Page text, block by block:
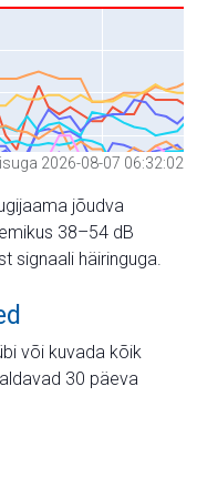
2026-08-07 06:32:02
jõudva
38–54 dB
signaali häiringuga.
või kuvada kõik
30 päeva